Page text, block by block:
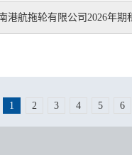
港航拖轮有限公司2026年
1 2 3 4 5 6